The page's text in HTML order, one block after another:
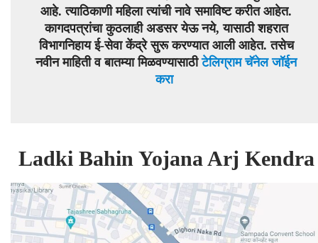
आहे. त्याठिकाणी महिला त्यांची नावे समाविष्ट करीत आहेत.
कागदपत्रांचा कुठलाही अडसर येऊ नये, यासाठी शहरात
विभागनिहाय ई-सेवा केंद्रे सुरू करण्यात आली आहेत.तसेच
नवीन माहिती व बातम्या मिळवण्यासाठीटेलिग्राम चॅनेल जॉईन
करा
Ladki Bahin Yojana Arj Kendra